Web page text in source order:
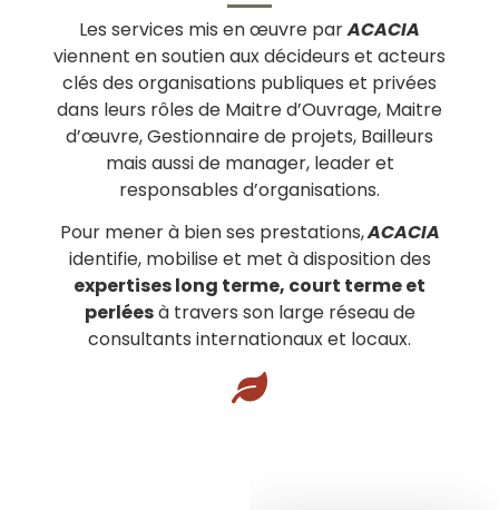
Les services mis en œuvre parACACIA
viennent en soutien aux décideurs et acteurs
clés des organisations publiques et privées
dans leurs rôles de Maitre d’Ouvrage, Maitre
d’œuvre, Gestionnaire de projets, Bailleurs
mais aussi de manager, leader et
responsables d’organisations.
Pour mener à bien ses prestations,ACACIA
identifie, mobilise et met à disposition des
expertises long terme, court terme et
perléesà travers son large réseau de
consultants internationaux et locaux.